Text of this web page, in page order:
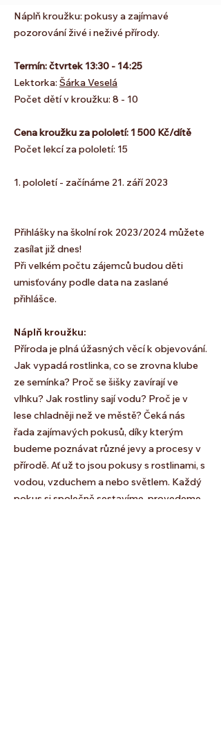
Náplň kroužku: pokusy a zajímavé
pozorování živé i neživé přírody.
Termín: čtvrtek 13:30 - 14:25
Lektorka: Šárka Veselá
Počet dětí v kroužku: 8 - 10
Cena kroužku za pololetí: 1 500 Kč/dítě
Počet lekcí za pololetí: 15
1. pololetí - začínáme 21. září 2023
Přihlášky na školní rok 2023/2024 můžete
zasílat již dnes!
Při velkém počtu zájemců budou děti
umisťovány podle data na zaslané
přihlášce.
Náplň kroužku:
Příroda je plná úžasných věcí k objevování.
Jak vypadá rostlinka, co se zrovna klube
ze semínka? Proč se šišky zavírají ve
vlhku? Jak rostliny sají vodu? Proč je v
lese chladněji než ve městě? Čeká nás
řada zajímavých pokusů, díky kterým
budeme poznávat různé jevy a procesy v
přírodě. Ať už to jsou pokusy s rostlinami, s
vodou, vzduchem a nebo světlem. Každý
pokus si společně sestavíme, provedeme